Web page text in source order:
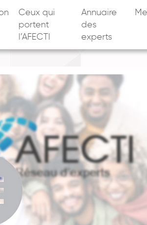
Ceux qui
portent
l’AFECTI
Annuaire
des
experts